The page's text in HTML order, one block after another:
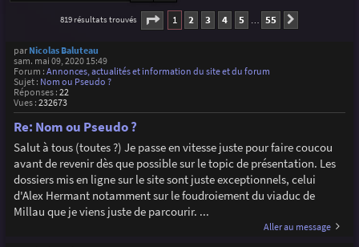
819 résultats trouvés Page 1sur
1 2 3 4 5 … 55
par Nicolas Baluteau
sam. mai 09, 2020 15:49
Forum : Annonces, actualités et information du site et du forum
Sujet : Nom ou Pseudo ?
Réponses : 22
Vues : 232673
Re: Nom ou Pseudo ?
Salut à tous (toutes ?) Je passe en vitesse juste pour faire coucou
avant de revenir dès que possible sur le topic de présentation. Les
dossiers mis en ligne sur le site sont juste exceptionnels, celui
d'Alex Hermant notamment sur le foudroiement du viaduc de
Millau que je viens juste de parcourir. ...
Aller au message